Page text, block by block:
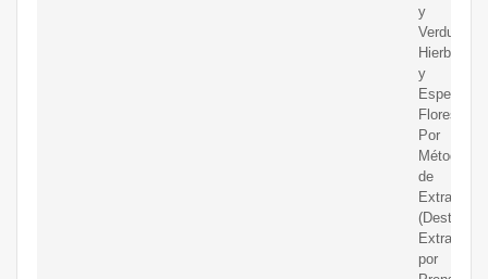
y
Verduras,
Hierbas
y
Especias,
Flores);
Por
Método
de
Extracción
Extracción
por